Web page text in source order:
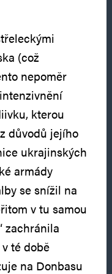
(což
nepoměr
kterou
důvodů jejího
ukrajinských
armády
se snížil na
v tu samou
zachránila
té době
na Donbasu